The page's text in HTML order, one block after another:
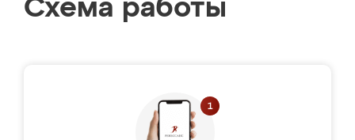
Схема работы